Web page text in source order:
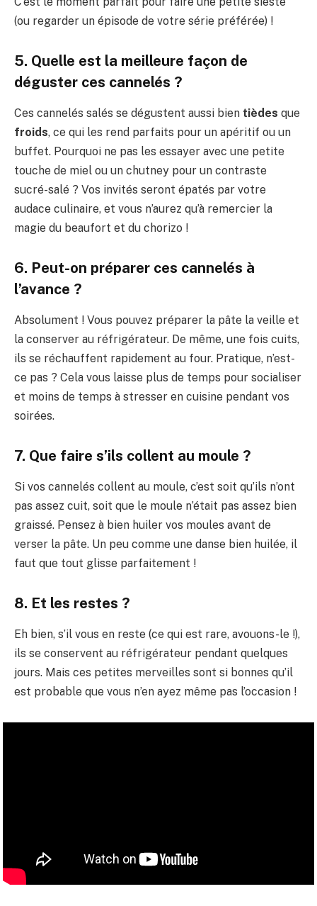
(ou regarder un épisode de votre série préférée) !
5. Quelle est la meilleure façon de
déguster ces cannelés ?
Ces cannelés salés se dégustent aussi bien tièdes que
froids, ce qui les rend parfaits pour un apéritif ou un
buffet. Pourquoi ne pas les essayer avec une petite
touche de miel ou un chutney pour un contraste
sucré-salé ? Vos invités seront épatés par votre
audace culinaire, et vous n’aurez qu’à remercier la
magie du beaufort et du chorizo !
6. Peut-on préparer ces cannelés à
l’avance ?
Absolument ! Vous pouvez préparer la pâte la veille et
la conserver au réfrigérateur. De même, une fois cuits,
ils se réchauffent rapidement au four. Pratique, n’est-
ce pas ? Cela vous laisse plus de temps pour socialiser
et moins de temps à stresser en cuisine pendant vos
soirées.
7. Que faire s’ils collent au moule ?
Si vos cannelés collent au moule, c’est soit qu’ils n’ont
pas assez cuit, soit que le moule n’était pas assez bien
graissé. Pensez à bien huiler vos moules avant de
verser la pâte. Un peu comme une danse bien huilée, il
faut que tout glisse parfaitement !
8. Et les restes ?
Eh bien, s’il vous en reste (ce qui est rare, avouons-le !),
ils se conservent au réfrigérateur pendant quelques
jours. Mais ces petites merveilles sont si bonnes qu’il
est probable que vous n’en ayez même pas l’occasion !